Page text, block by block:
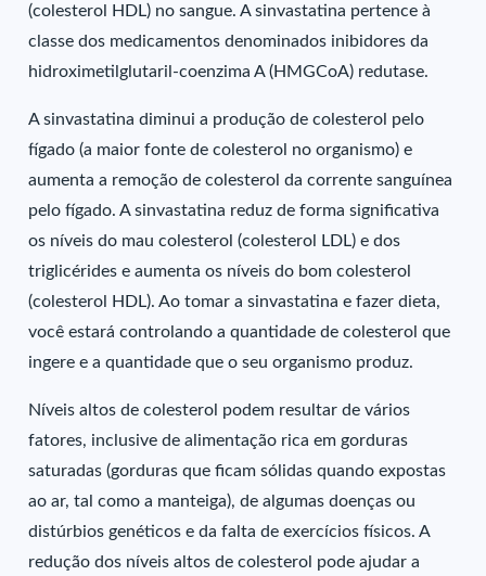
(colesterol HDL) no sangue. A sinvastatina pertence à
classe dos medicamentos denominados inibidores da
hidroximetilglutaril-coenzima A (HMGCoA) redutase.
A sinvastatina diminui a produção de colesterol pelo
fígado (a maior fonte de colesterol no organismo) e
aumenta a remoção de colesterol da corrente sanguínea
pelo fígado. A sinvastatina reduz de forma significativa
os níveis do mau colesterol (colesterol LDL) e dos
triglicérides e aumenta os níveis do bom colesterol
(colesterol HDL). Ao tomar a sinvastatina e fazer dieta,
você estará controlando a quantidade de colesterol que
ingere e a quantidade que o seu organismo produz.
Níveis altos de colesterol podem resultar de vários
fatores, inclusive de alimentação rica em gorduras
saturadas (gorduras que ficam sólidas quando expostas
ao ar, tal como a manteiga), de algumas doenças ou
distúrbios genéticos e da falta de exercícios físicos. A
redução dos níveis altos de colesterol pode ajudar a